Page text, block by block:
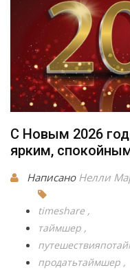
С Новым 2026
ярким,
Написано Нелли
timeshare
таймшер
продатьтаймшер